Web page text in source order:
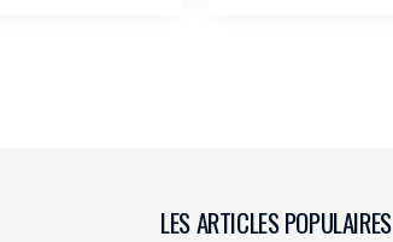
LES ARTICLES POPULAIRES